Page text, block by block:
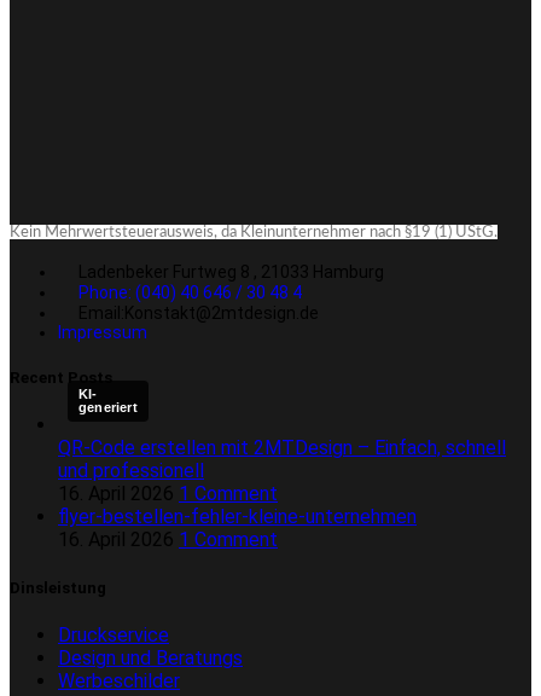
Kein Mehrwertsteuerausweis, da Kleinunternehmer nach §19 (1) UStG.
Ladenbeker Furtweg 8 , 21033 Hamburg
Phone: (040) 40 646 / 30 48 4
Email:Konstakt@2mtdesign.de
Impressum
Recent Posts
KI-
generiert
QR-Code erstellen mit 2MTDesign – Einfach, schnell
und professionell
16. April 2026 1 Comment
flyer-bestellen-fehler-kleine-unternehmen
16. April 2026 1 Comment
Dinsleistung
Druckservice
Design und Beratungs
Werbeschilder